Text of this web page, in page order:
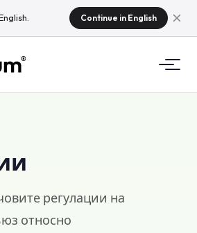
Continue in English
на събития
регулации на
относно